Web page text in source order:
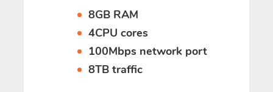
8GB RAM
4CPU cores
100Mbps network port
8TB traffic